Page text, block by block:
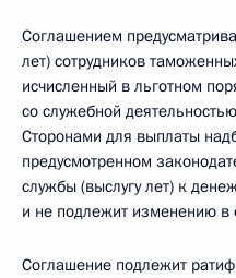
Соглашением
лет) сотрудников
исчисленный в льготном
со служебной
Сторонами для выплаты
предусмотренном
службы (выслугу лет) к
и не подлежит изменению в
Соглашение подлежит